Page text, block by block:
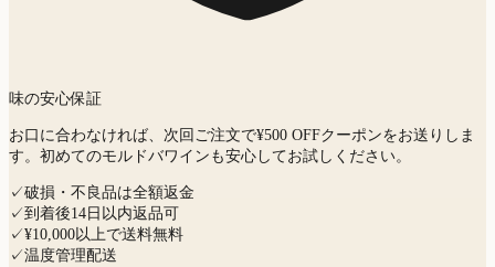
味の安心保証
お口に合わなければ、次回ご注文で¥500 OFFクーポンをお送りしま
す。初めてのモルドバワインも安心してお試しください。
✓破損・不良品は全額返金
✓到着後14日以内返品可
✓¥10,000以上で送料無料
✓温度管理配送